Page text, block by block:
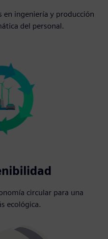
en ingeniería y producción
del personal.
circular para una
ecológica.